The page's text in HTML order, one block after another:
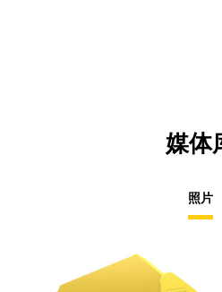
媒体
照片